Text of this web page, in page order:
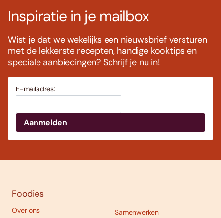
Inspiratie in je mailbox
Wist je dat we wekelijks een nieuwsbrief versturen
met de lekkerste recepten, handige kooktips en
speciale aanbiedingen? Schrijf je nu in!
E-mailadres:
Foodies
Over ons
Samenwerken